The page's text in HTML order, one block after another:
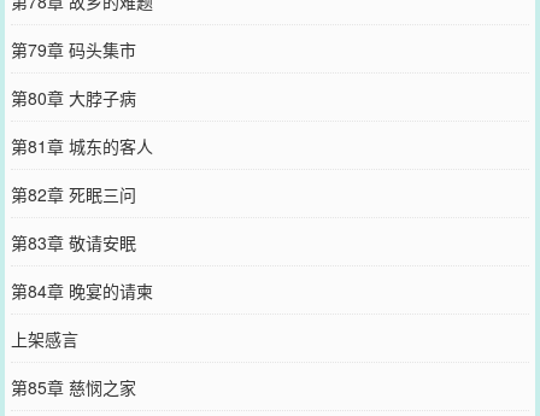
第79章 码头集市
第80章 大脖子病
第81章 城东的客人
第82章 死眠三问
第83章 敬请安眠
第84章 晚宴的请柬
上架感言
第85章 慈悯之家